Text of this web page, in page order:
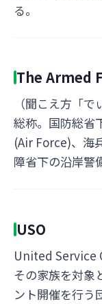
る。
The Armed
（聞こえ方「
総称。国防総省
(Air Force)、海
障省下の沿岸警
USO
United Service
その家族を対象
ント開催を行う